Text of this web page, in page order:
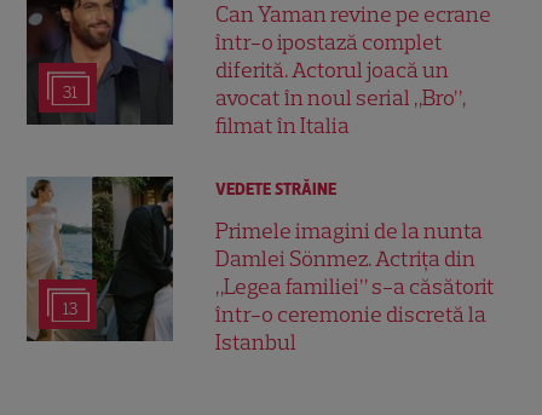
31
Can Yaman revine pe ecrane
într-o ipostază complet
diferită. Actorul joacă un
avocat în noul serial „Bro”,
filmat în Italia
13
VEDETE STRĂINE
Primele imagini de la nunta
Damlei Sönmez. Actrița din
„Legea familiei” s-a căsătorit
într-o ceremonie discretă la
Istanbul